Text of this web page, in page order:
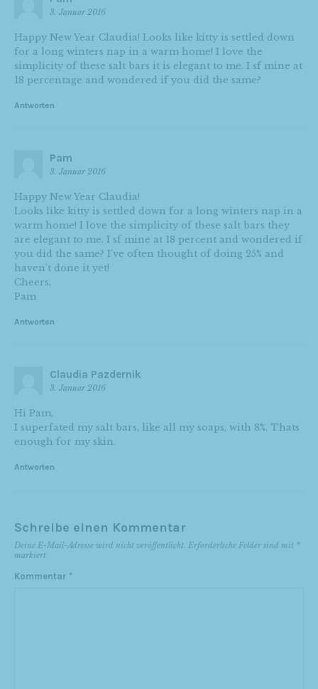
3. Januar 2016
Happy New Year Claudia! Looks like kitty is settled down
for a long winters nap in a warm home! I love the
simplicity of these salt bars it is elegant to me. I sf mine at
18 percentage and wondered if you did the same?
Antworten
Pam
3. Januar 2016
Happy New Year Claudia!
Looks like kitty is settled down for a long winters nap in a
warm home! I love the simplicity of these salt bars they
are elegant to me. I sf mine at 18 percent and wondered if
you did the same? I’ve often thought of doing 25% and
haven’t done it yet!
Cheers,
Pam
Antworten
Claudia Pazdernik
3. Januar 2016
Hi Pam,
I superfated my salt bars, like all my soaps, with 8%. Thats
enough for my skin.
Antworten
Schreibe einen Kommentar
Deine E-Mail-Adresse wird nicht veröffentlicht. Erforderliche Felder sind mit *
markiert
Kommentar *